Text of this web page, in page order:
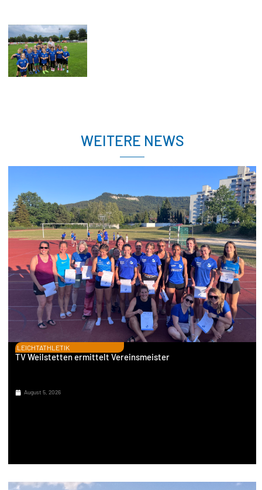
WEITERE NEWS
LEICHTATHLETIK
TV Weilstetten ermittelt Vereinsmeister
August 5, 2026